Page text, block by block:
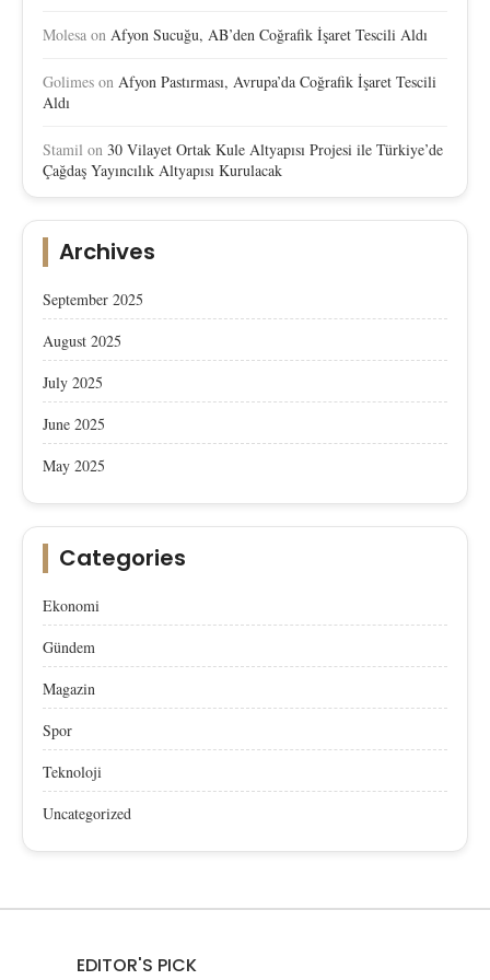
Molesa on Afyon Sucuğu, AB’den Coğrafik İşaret Tescili Aldı
Golimes on Afyon Pastırması, Avrupa’da Coğrafik İşaret Tescili
Aldı
Stamil on 30 Vilayet Ortak Kule Altyapısı Projesi ile Türkiye’de
Çağdaş Yayıncılık Altyapısı Kurulacak
Archives
September 2025
August 2025
July 2025
June 2025
May 2025
Categories
Ekonomi
Gündem
Magazin
Spor
Teknoloji
Uncategorized
EDITOR'S PICK